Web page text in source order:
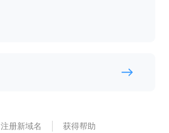
注册新域名 获得帮助